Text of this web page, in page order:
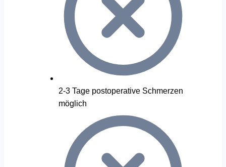
2-3 Tage postoperative Schmerzen
möglich